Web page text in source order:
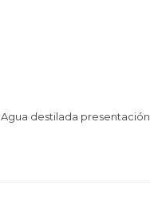
Agua destilada